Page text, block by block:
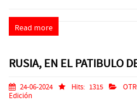
Read more
RUSIA, EN EL PATIBULO
24-06-2024 Hits: 1315
Edición